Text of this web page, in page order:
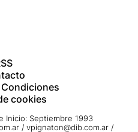
cookies
Inicio: Septiembre 1993
/ vpignaton@dib.com.ar /